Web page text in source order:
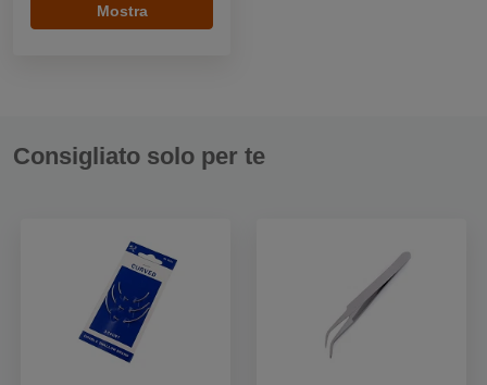
Mostra
Consigliato solo per te